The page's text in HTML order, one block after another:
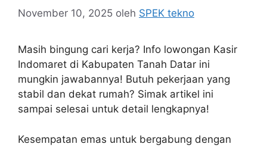
November 10, 2025 oleh SPEK tekno
Masih bingung cari kerja? Info lowongan Kasir
Indomaret di Kabupaten Tanah Datar ini
mungkin jawabannya! Butuh pekerjaan yang
stabil dan dekat rumah? Simak artikel ini
sampai selesai untuk detail lengkapnya!
Kesempatan emas untuk bergabung dengan